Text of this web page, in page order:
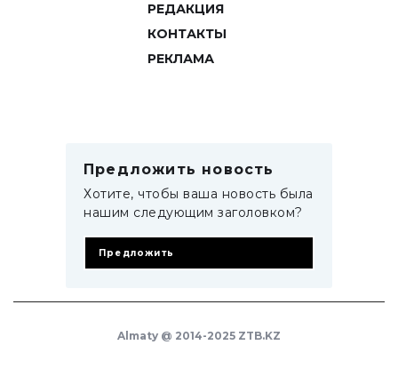
РЕДАКЦИЯ
КОНТАКТЫ
РЕКЛАМА
Предложить новость
Хотите, чтобы ваша новость была
нашим следующим заголовком?
Предложить
Almaty @ 2014-2025 ZTB.KZ